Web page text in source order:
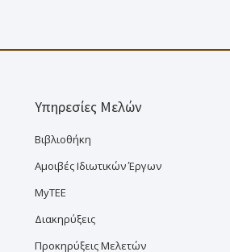
Υπηρεσίες Μελών
Βιβλιοθήκη
Αμοιβές Ιδιωτικών Έργων
MyTEE
Διακηρύξεις
Προκηρύξεις Μελετών